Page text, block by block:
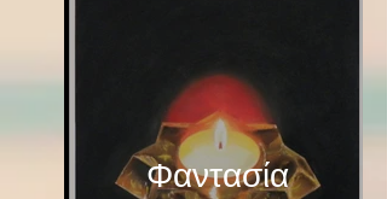
Φαντασία